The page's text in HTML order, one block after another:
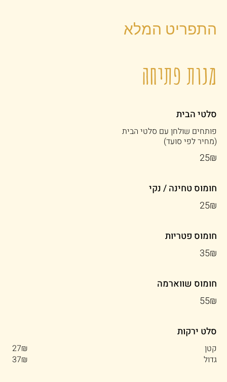
התפריט המלא
מנות פתיחה
סלטי הבית
(מחיר לפי סועד)
‏25 ‏₪
חומוס טחינה / נקי
‏25 ‏₪
חומוס פטריות
‏35 ‏₪
חומוס שווארמה
‏55 ‏₪
סלט ירקות
קטן
‏27 ‏₪
גדול
‏37 ‏₪